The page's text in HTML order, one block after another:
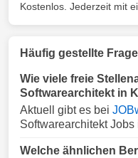
Kostenlos. Jederzeit mit
Häufig gestellte
Wie viele freie
Softwarearchitekt in
Aktuell gibt es bei
Softwarearchitekt Jobs
Welche ähnlichen